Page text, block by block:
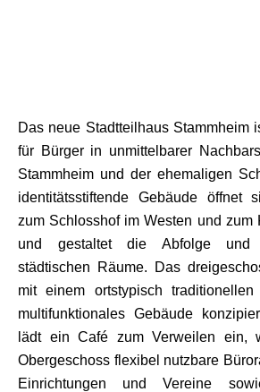
Das neue Stadtteilhaus Stammheim
für Bürger in unmittelbarer
Stammheim und der ehemaligen
identitätsstiftende Gebäude öffnet
zum Schlosshof im Westen und zum
und gestaltet die Abfolge und
städtischen Räume. Das
mit einem ortstypisch
multifunktionales Gebäude
lädt ein Café zum Verweilen ein,
Obergeschoss flexibel nutzbare
Einrichtungen und Vereine